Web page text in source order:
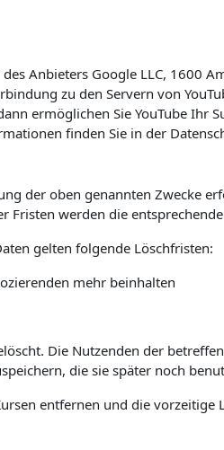
Anbieters Google LLC, 1600
zu den Servern von
ermöglichen Sie YouTube
finden Sie in der
der oben genannten Zwecke
Fristen werden die
gelten folgende Löschfristen:
mehr beinhalten
Die Nutzenden der
die sie später noch
entfernen und die vorzeitige